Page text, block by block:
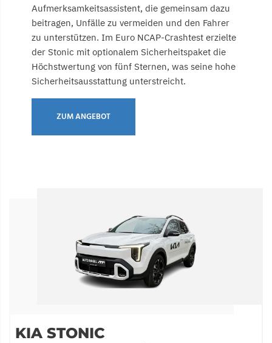
Aufmerksamkeitsassistent, die gemeinsam dazu
beitragen, Unfälle zu vermeiden und den Fahrer
zu unterstützen. Im Euro NCAP-Crashtest erzielte
der Stonic mit optionalem Sicherheitspaket die
Höchstwertung von fünf Sternen, was seine hohe
Sicherheitsausstattung unterstreicht.
ZUM ANGEBOT
KIA STONIC